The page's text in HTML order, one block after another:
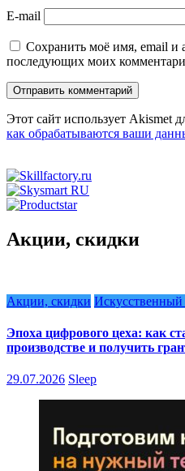
E-mail
Сохранить моё имя, email и
последующих моих
Этот сайт использует Akismet
как обрабатываются ваши
Акции, скидки
Акции, скидки Искусственный
Эпоха цифрового цеха: как
производстве и получить
29.07.2026 Sleep